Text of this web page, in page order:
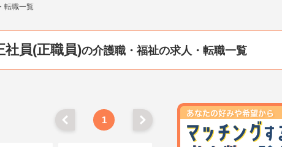
転職一覧
社員(正職員)の介護職・福祉の求人・転職一覧
1